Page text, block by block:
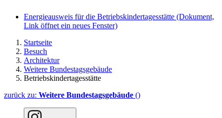
Energieausweis für die Betriebskindertagesstätte (Dokument,
Link öffnet ein neues Fenster)
Startseite
Besuch
Architektur
Weitere Bundestagsgebäude
Betriebskindertagesstätte
zurück zu: Weitere Bundestagsgebäude ()